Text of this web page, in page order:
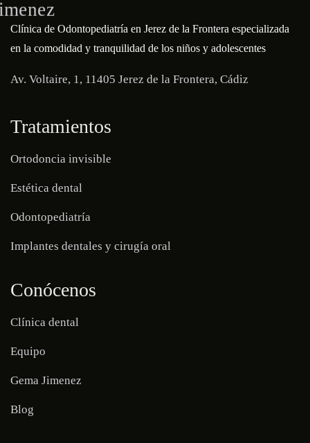
Clínica de Odontopediatría en Jerez de la Frontera especializada
en la comodidad y tranquilidad de los niños y adolescentes
Av. Voltaire, 1, 11405 Jerez de la Frontera, Cádiz
Tratamientos
Ortodoncia invisible
Estética dental
Odontopediatría
Implantes dentales y cirugía oral
Conócenos
Clínica dental
Equipo
Gema Jimenez
Blog